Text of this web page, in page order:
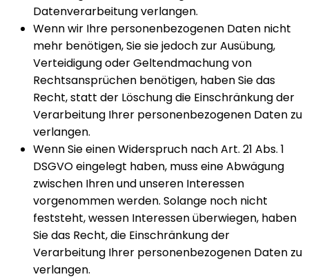
Datenverarbeitung verlangen.
Wenn wir Ihre personenbezogenen Daten nicht
mehr benötigen, Sie sie jedoch zur Ausübung,
Verteidigung oder Geltendmachung von
Rechtsansprüchen benötigen, haben Sie das
Recht, statt der Löschung die Einschränkung der
Verarbeitung Ihrer personenbezogenen Daten zu
verlangen.
Wenn Sie einen Widerspruch nach Art. 21 Abs. 1
DSGVO eingelegt haben, muss eine Abwägung
zwischen Ihren und unseren Interessen
vorgenommen werden. Solange noch nicht
feststeht, wessen Interessen überwiegen, haben
Sie das Recht, die Einschränkung der
Verarbeitung Ihrer personenbezogenen Daten zu
verlangen.